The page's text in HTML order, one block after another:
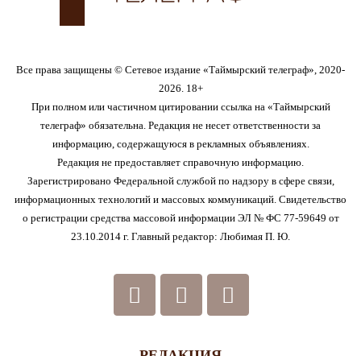
Все права защищены © Сетевое издание «Таймырский телеграф», 2020-
2026. 18+
При полном или частичном цитировании ссылка на «Таймырский
телеграф» обязательна. Редакция не несет ответственности за
информацию, содержащуюся в рекламных объявлениях.
Редакция не предоставляет справочную информацию.
Зарегистрировано Федеральной службой по надзору в сфере связи,
информационных технологий и массовых коммуникаций. Свидетельство
о регистрации средства массовой информации ЭЛ № ФС 77-59649 от
23.10.2014 г. Главный редактор: Любимая П. Ю.